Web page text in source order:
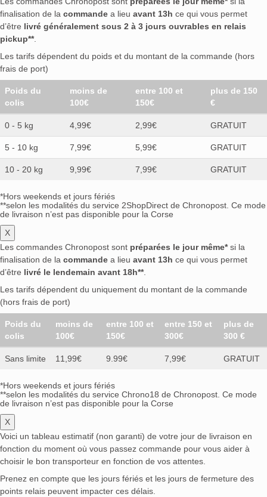
finalisation de la commande a lieu avant 13h ce qui vous permet
d’être livré généralement sous 2 à 3 jours ouvrables en relais
pickup**.
Les tarifs dépendent du poids et du montant de la commande (hors
frais de port)
Poids du
colis
moins de
100€
entre 100 et
150€
plus de 150
€
0 - 5 kg 4,99€ 2,99€ GRATUIT
5 - 10 kg 7,99€ 5,99€ GRATUIT
10 - 20 kg 9,99€ 7,99€ GRATUIT
*Hors weekends et jours fériés
**selon les modalités du service 2ShopDirect de Chronopost. Ce mode
de livraison n’est pas disponible pour la Corse
X
Les commandes Chronopost sont préparées le jour même*si la
finalisation de la commande a lieu avant 13h ce qui vous permet
d’être livré le lendemain avant 18h**.
Les tarifs dépendent du uniquement du montant de la commande
(hors frais de port)
Poids du
colis
moins de
100€
entre 100 et
150€
entre 150 et
300€
plus de
300 €
Sans limite 11,99€ 9.99€ 7,99€ GRATUIT
*Hors weekends et jours fériés
**selon les modalités du service Chrono18 de Chronopost. Ce mode
de livraison n’est pas disponible pour la Corse
X
Voici un tableau estimatif (non garanti) de votre jour de livraison en
fonction du moment où vous passez commande pour vous aider à
choisir le bon transporteur en fonction de vos attentes.
Prenez en compte que les jours fériés et les jours de fermeture des
points relais peuvent impacter ces délais.